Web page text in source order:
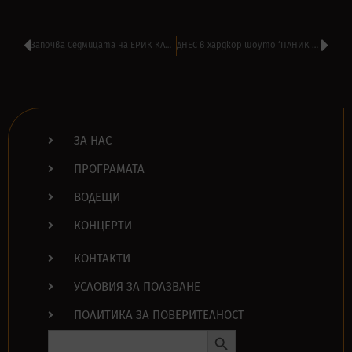
Започва Седмицата на ЕРИК КЛЕПТЪН по радио ТАНГРА МЕГА РОК ДНЕС в хардкор шоуто ‘ПАНИК АТАК’ на АЛЕКСАНДЪР БОЯДЖИЕВ от 16:00
ЗА НАС
ПРОГРАМАТА
ВОДЕЩИ
КОНЦЕРТИ
КОНТАКТИ
УСЛОВИЯ ЗА ПОЛЗВАНЕ
ПОЛИТИКА ЗА ПОВЕРИТЕЛНОСТ
Search
Search Button